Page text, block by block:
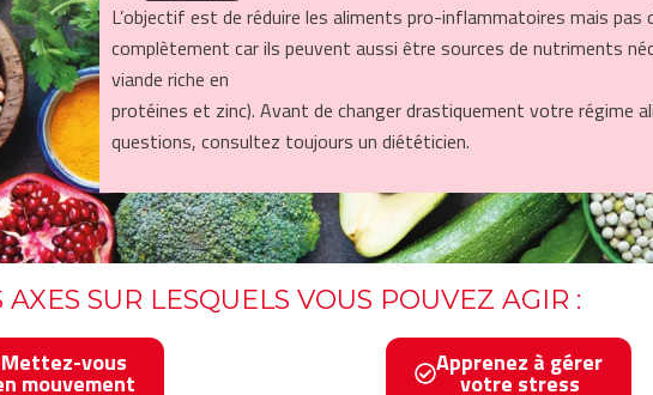
L’objectif est de réduire les aliments pro-inflammatoires mais pas
complètement car ils peuvent aussi être sources de nutriments
viande riche en
protéines et zinc). Avant de changer drastiquement votre régime
questions, consultez toujours un diététicien.
AXES SUR LESQUELS VOUS POUVEZ AGIR :
Mettez-vous
mouvement
Apprenez à gérer
votre stress